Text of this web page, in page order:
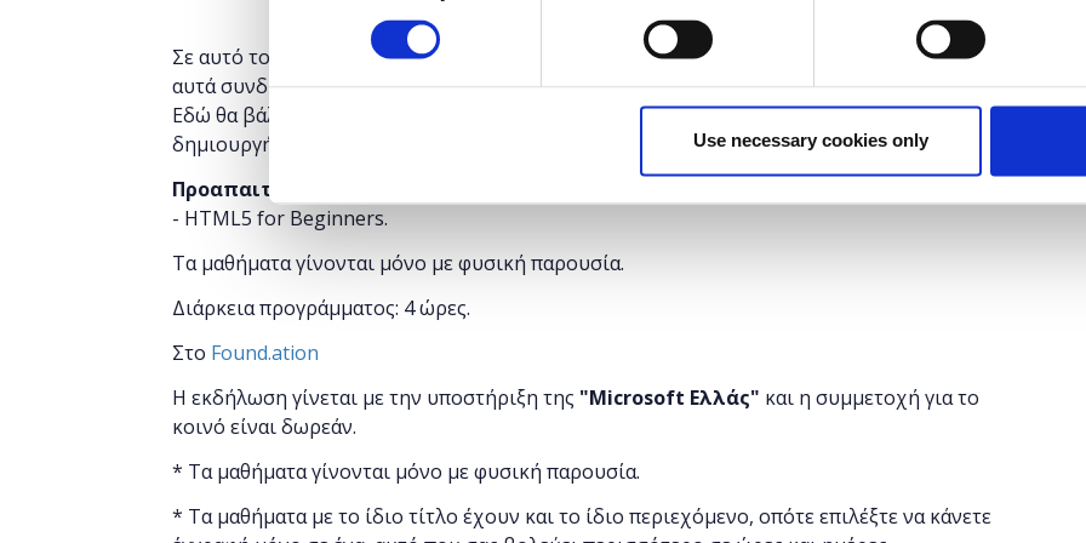
Use necessary cookies only
Σε αυτό το μάθημα θα δούμε πώς μας βοηθούν τα Stylesheets, τι είναι τα CSS και πώς όλα
αυτά συνδυάζονται για να εμφανιστεί στον browser του χρήστη το επιθυμητό αποτέλεσμα.
Εδώ θα βάλουμε μαζί τις βάσεις, για να γίνετε ένας σωστός front-end developer και να
δημιουργήστε τη δική σας ιστοσελίδα!
Προαπαιτούμενα
- HTML5 for Beginners.
Τα μαθήματα γίνονται μόνο με φυσική παρουσία.
Διάρκεια προγράμματος: 4 ώρες.
Στο Found.ation
Η εκδήλωση γίνεται με την υποστήριξη της "Microsoft Ελλάς" και η συμμετοχή για το
κοινό είναι δωρεάν.
* Τα μαθήματα γίνονται μόνο με φυσική παρουσία.
* Τα μαθήματα με το ίδιο τίτλο έχουν και το ίδιο περιεχόμενο, οπότε επιλέξτε να κάνετε